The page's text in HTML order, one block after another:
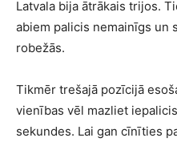
Latvala bija ātrākais trijos.
abiem palicis nemainīgs un
robežās.
Tikmēr trešajā pozīcijā
vienības vēl mazliet
sekundes. Lai gan cīnīties